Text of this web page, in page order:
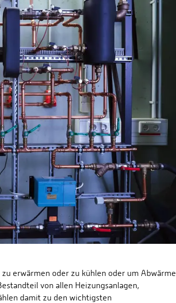
erwärmen oder zu kühlen oder um Abwärme
von allen Heizungsanlagen,
damit zu den wichtigsten